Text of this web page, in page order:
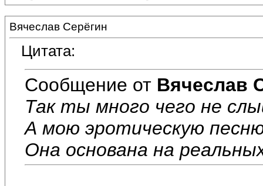
Вячеслав Серёгин
Цитата:
Сообщение от Вячеслав
Так ты много чего не
А мою эротическую
Она основана на